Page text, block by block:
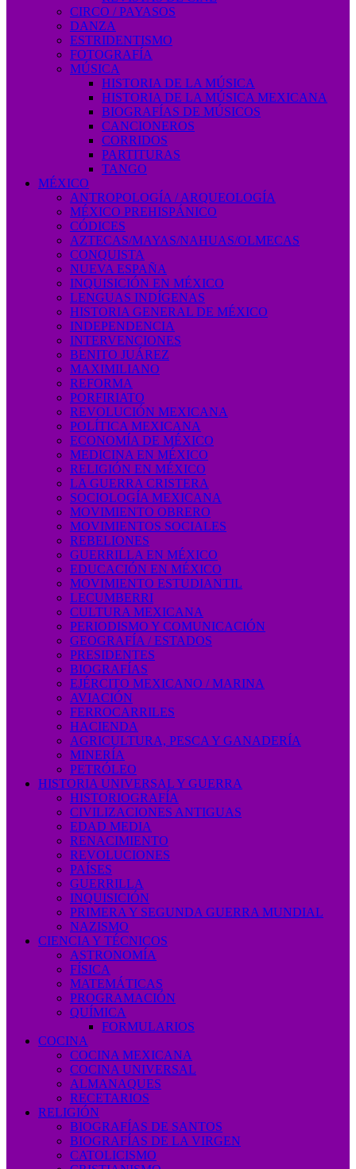
CIRCO / PAYASOS
DANZA
ESTRIDENTISMO
FOTOGRAFÍA
MÚSICA
HISTORIA DE LA MÚSICA
HISTORIA DE LA MÚSICA MEXICANA
BIOGRAFÍAS DE MÚSICOS
CANCIONEROS
CORRIDOS
PARTITURAS
TANGO
MÉXICO
ANTROPOLOGÍA / ARQUEOLOGÍA
MÉXICO PREHISPÁNICO
CÓDICES
AZTECAS/MAYAS/NAHUAS/OLMECAS
CONQUISTA
NUEVA ESPAÑA
INQUISICIÓN EN MÉXICO
LENGUAS INDÍGENAS
HISTORIA GENERAL DE MÉXICO
INDEPENDENCIA
INTERVENCIONES
BENITO JUÁREZ
MAXIMILIANO
REFORMA
PORFIRIATO
REVOLUCIÓN MEXICANA
POLÍTICA MEXICANA
ECONOMÍA DE MÉXICO
MEDICINA EN MÉXICO
RELIGIÓN EN MÉXICO
LA GUERRA CRISTERA
SOCIOLOGÍA MEXICANA
MOVIMIENTO OBRERO
MOVIMIENTOS SOCIALES
REBELIONES
GUERRILLA EN MÉXICO
EDUCACIÓN EN MÉXICO
MOVIMIENTO ESTUDIANTIL
LECUMBERRI
CULTURA MEXICANA
PERIODISMO Y COMUNICACIÓN
GEOGRAFÍA / ESTADOS
PRESIDENTES
BIOGRAFÍAS
EJÉRCITO MEXICANO / MARINA
AVIACIÓN
FERROCARRILES
HACIENDA
AGRICULTURA, PESCA Y GANADERÍA
MINERÍA
PETRÓLEO
HISTORIA UNIVERSAL Y GUERRA
HISTORIOGRAFÍA
CIVILIZACIONES ANTIGUAS
EDAD MEDIA
RENACIMIENTO
REVOLUCIONES
PAÍSES
GUERRILLA
INQUISICIÓN
PRIMERA Y SEGUNDA GUERRA MUNDIAL
NAZISMO
CIENCIA Y TÉCNICOS
ASTRONOMÍA
FÍSICA
MATEMÁTICAS
PROGRAMACIÓN
QUÍMICA
FORMULARIOS
COCINA
COCINA MEXICANA
COCINA UNIVERSAL
ALMANAQUES
RECETARIOS
RELIGIÓN
BIOGRAFÍAS DE SANTOS
BIOGRAFÍAS DE LA VIRGEN
CATOLICISMO